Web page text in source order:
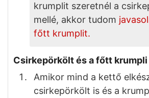
krumplit szeretnél a
mellé, akkor tudom
főtt krumplit.
Csirkepörkölt és a főtt krumpli
Amikor mind a kettő
csirkepörkölt is és a